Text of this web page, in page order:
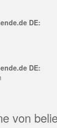
DE:
DE:
von